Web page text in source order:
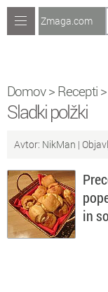
Računalništvo
Recepti
Naredi sam
Forum
Preverjanje
Sv Sveže teme na
Zmaga.com
Domov> Recepti >
Sladki polžki
Avtor: NikMan |
in